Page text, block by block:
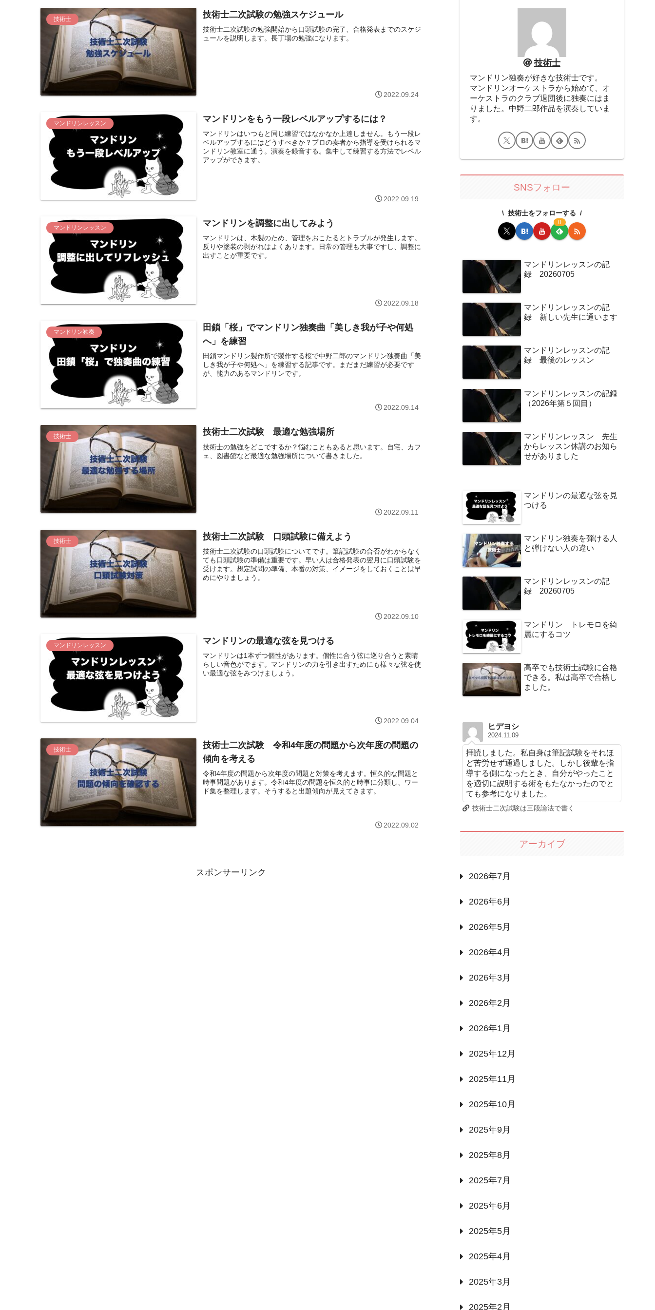
技術士 技術士二次試験の勉強スケジュール
技術士二次試験の勉強開始から口頭試験の完了、合格発表までのスケジ
ュールを説明します。長丁場の勉強になります。
2022.09.24
マンドリンレッスン マンドリンをもう一段レベルアップするには？
マンドリンはいつもと同じ練習ではなかなか上達しません。もう一段レ
ベルアップするにはどうすべきか？プロの奏者から指導を受けられるマ
ンドリン教室に通う。演奏を録音する。集中して練習する方法でレベル
アップができます。
2022.09.19
マンドリンレッスン マンドリンを調整に出してみよう
マンドリンは、木製のため、管理をおこたるとトラブルが発生します。
反りや塗装の剥がれはよくあります。日常の管理も大事ですし、調整に
出すことが重要です。
2022.09.18
マンドリン独奏
田鎖「桜」でマンドリン独奏曲「美しき我が子や何処
へ」を練習
田鎖マンドリン製作所で製作する桜で中野二郎のマンドリン独奏曲「美
しき我が子や何処へ」を練習する記事です。まだまだ練習が必要です
が、能力のあるマンドリンです。
2022.09.14
技術士 技術士二次試験 最適な勉強場所
技術士の勉強をどこでするか？悩むこともあると思います。自宅、カフ
ェ、図書館など最適な勉強場所について書きました。
2022.09.11
技術士 技術士二次試験 口頭試験に備えよう
技術士二次試験の口頭試験についてです。筆記試験の合否がわからなく
ても口頭試験の準備は重要です。早い人は合格発表の翌月に口頭試験を
受けます。想定試問の準備、本番の対策、イメージをしておくことは早
めにやりましょう。
2022.09.10
マンドリンレッスン マンドリンの最適な弦を見つける
マンドリンは1本ずつ個性があります。個性に合う弦に巡り合うと素晴
らしい音色がでます。マンドリンの力を引き出すためにも様々な弦を使
い最適な弦をみつけましょう。
2022.09.04
技術士
技術士二次試験 令和4年度の問題から次年度の問題の
傾向を考える
令和4年度の問題から次年度の問題と対策を考えます。恒久的な問題と
時事問題があります。令和4年度の問題を恒久的と時事に分類し、ワー
ド集を整理します。そうすると出題傾向が見えてきます。
2022.09.02
スポンサーリンク
技術士
マンドリン独奏が好きな技術士です。
マンドリンオーケストラから始めて、オ
ーケストラのクラブ退団後に独奏にはま
りました。中野二郎作品を演奏していま
す。
SNSフォロー
技術士をフォローする
0
マンドリンレッスンの記
録 20260705
マンドリンレッスンの記
録 新しい先生に通います
マンドリンレッスンの記
録 最後のレッスン
マンドリンレッスンの記録
（2026年第５回目）
マンドリンレッスン 先生
からレッスン休講のお知ら
せがありました
マンドリンの最適な弦を見
つける
マンドリン独奏を弾ける人
と弾けない人の違い
マンドリンレッスンの記
録 20260705
マンドリン トレモロを綺
麗にするコツ
高卒でも技術士試験に合格
できる。私は高卒で合格し
ました。
ヒデヨシ
2024.11.09
拝読しました。私自身は筆記試験をそれほ
ど苦労せず通過しました。しかし後輩を指
導する側になったとき、自分がやったこと
を適切に説明する術をもたなかったのでと
ても参考になりました。
技術士二次試験は三段論法で書く
アーカイブ
2026年7月
2026年6月
2026年5月
2026年4月
2026年3月
2026年2月
2026年1月
2025年12月
2025年11月
2025年10月
2025年9月
2025年8月
2025年7月
2025年6月
2025年5月
2025年4月
2025年3月
2025年2月